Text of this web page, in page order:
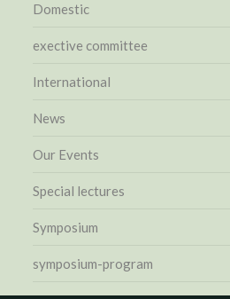
Domestic
exective committee
International
News
Our Events
Special lectures
Symposium
symposium-program